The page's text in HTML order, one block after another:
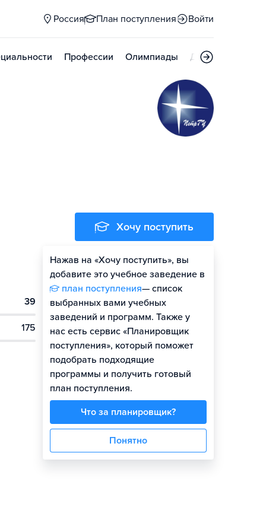
Россия План поступления Войти
Профессии Олимпиады Дни открытых
39
175
Хочу поступить
Нажав на «Хочу поступить», вы
добавите это учебное заведение в
план поступления— список
выбранных вами учебных
заведений и программ. Также у
нас есть сервис «Планировщик
поступления», который поможет
подобрать подходящие
программы и получить готовый
план поступления.
Что за планировщик?
Понятно
Оценить шансы